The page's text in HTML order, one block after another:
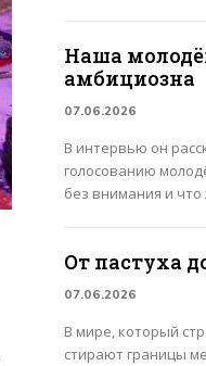
Наша
амбициозна
07.06.2026
В интервью он
голосованию
без внимания и
От пастуха
07.06.2026
В мире, который
стирают границы